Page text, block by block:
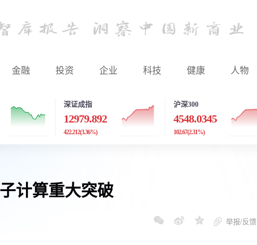
金融 投资 企业 科技 健康 人物
深证成指
12979.892
422.212(3.36%)
沪深300
4548.0345
102.67(2.31%)
计算重大突破
举报/反馈